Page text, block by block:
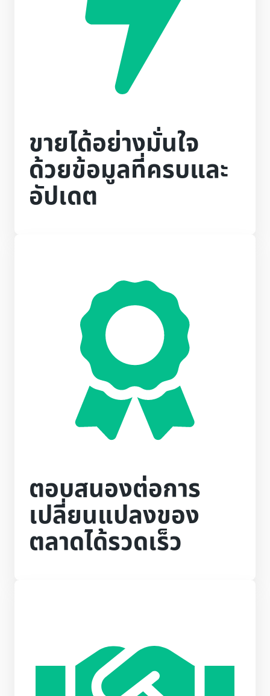
ขายได้อย่างมั่นใจ
ด้วยข้อมูลที่ครบและ
อัปเดต
ตอบสนองต่อการ
เปลี่ยนแปลงของ
ตลาดได้รวดเร็ว